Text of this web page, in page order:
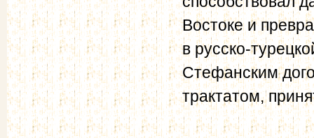
Востоке и
в русско-
Стефанским
трактатом,